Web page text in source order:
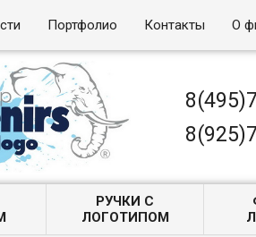
Портфолио Контакты О
РУЧКИ С
ЛОГОТИПОМ